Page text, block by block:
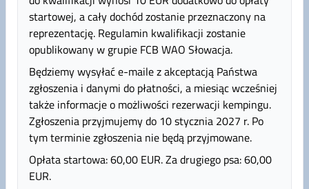
startowej, a cały dochód zostanie przeznaczony na
reprezentację. Regulamin kwalifikacji zostanie
opublikowany w grupie FCB WAO Słowacja.
Będziemy wysyłać e-maile z akceptacją Państwa
zgłoszenia i danymi do płatności, a miesiąc wcześniej
także informacje o możliwości rezerwacji kempingu.
Zgłoszenia przyjmujemy do 10 stycznia 2027 r. Po
tym terminie zgłoszenia nie będą przyjmowane.
Opłata startowa: 60,00 EUR. Za drugiego psa: 60,00
EUR.